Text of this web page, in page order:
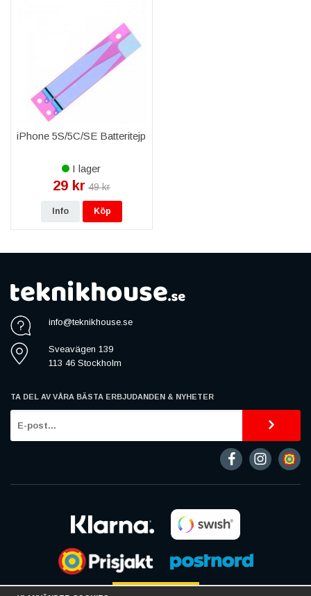
iPhone 5S/5C/SE Batteritejp
I lager
29 kr 49 kr
Info Köp
info@teknikhouse.se
Sveavägen 139
113 46 Stockholm
TA DEL AV VÅRA BÄSTA ERBJUDANDEN & NYHETER